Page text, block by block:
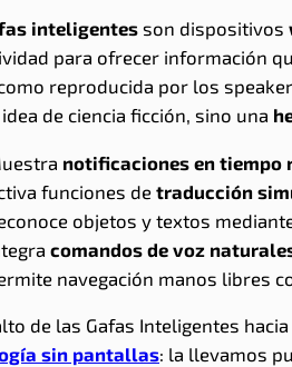
inteligentes son dispositivos
para ofrecer información
reproducida por los
de ciencia ficción, sino una
notificaciones en tiempo
funciones de traducción
objetos y textos
comandos de voz
navegación manos libres
de las Gafas Inteligentes
sin pantallas: la llevamos